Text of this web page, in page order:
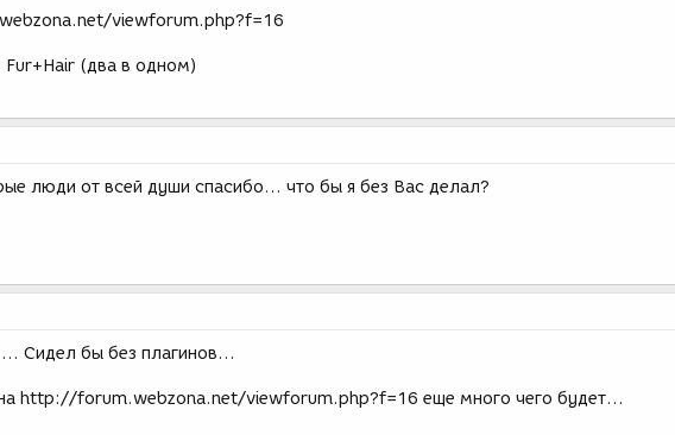
viewforum.php?f=16
Fur+Hair (два в одном)
люди от всей души спасибо... что бы я без Вас делал?
Сидел бы без плагинов...
http://forum.webzona.net/viewforum.php?f=16 еще много чего будет...